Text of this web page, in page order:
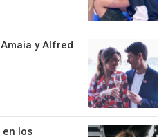
y Alfred
en los